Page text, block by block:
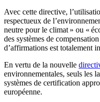
Avec cette directive,
respectueux de
neutre pour le climat » ou «
des systèmes de
d’affirmations est totalement
En vertu de la nouvelle
environnementales, seuls les
systèmes de certification
européenne.